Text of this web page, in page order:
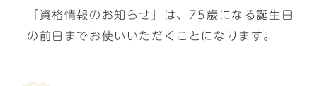
「資格情報のお知らせ」は、75歳になる誕生日
の前日までお使いいただくことになります。